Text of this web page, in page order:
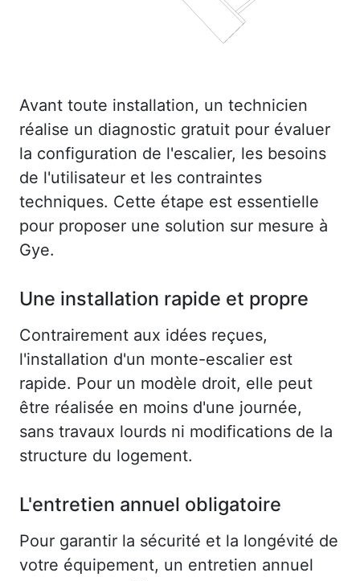
Avant toute installation, un technicien
réalise un diagnostic gratuit pour évaluer
la configuration de l'escalier, les besoins
de l'utilisateur et les contraintes
techniques. Cette étape est essentielle
pour proposer une solution sur mesure à
Gye.
Une installation rapide et propre
Contrairement aux idées reçues,
l'installation d'un monte-escalier est
rapide. Pour un modèle droit, elle peut
être réalisée en moins d'une journée,
sans travaux lourds ni modifications de la
structure du logement.
L'entretien annuel obligatoire
Pour garantir la sécurité et la longévité de
votre équipement, un entretien annuel